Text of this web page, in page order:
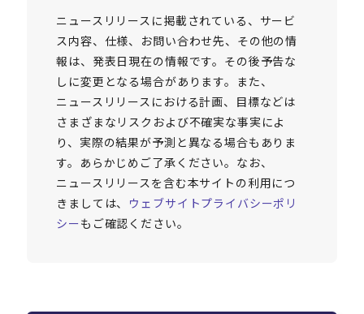
ニュースリリースに掲載されている、サービ
ス内容、仕様、お問い合わせ先、その他の情
報は、発表日現在の情報です。その後予告な
しに変更となる場合があります。また、
ニュースリリースにおける計画、目標などは
さまざまなリスクおよび不確実な事実によ
り、実際の結果が予測と異なる場合もありま
す。あらかじめご了承ください。なお、
ニュースリリースを含む本サイトの利用につ
きましては、 ウェブサイトプライバシーポリ
シーもご確認ください。